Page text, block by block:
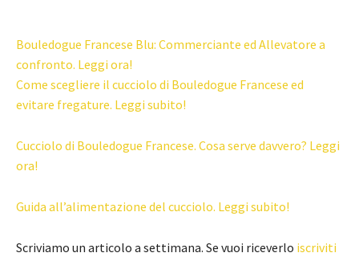
Bouledogue Francese Blu: Commerciante ed Allevatore a
confronto. Leggi ora!
Come scegliere il cucciolo di Bouledogue Francese ed
evitare fregature. Leggi subito!
Cucciolo di Bouledogue Francese. Cosa serve davvero? Leggi
ora!
Guida all’alimentazione del cucciolo. Leggi subito!
Scriviamo un articolo a settimana. Se vuoi riceverlo iscriviti